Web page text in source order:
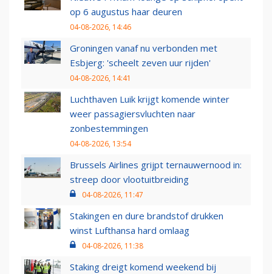
op 6 augustus haar deuren
04-08-2026, 14:46
Groningen vanaf nu verbonden met
Esbjerg: 'scheelt zeven uur rijden'
04-08-2026, 14:41
Luchthaven Luik krijgt komende winter
weer passagiersvluchten naar
zonbestemmingen
04-08-2026, 13:54
Brussels Airlines grijpt ternauwernood in:
streep door vlootuitbreiding
04-08-2026, 11:47
Stakingen en dure brandstof drukken
winst Lufthansa hard omlaag
04-08-2026, 11:38
Staking dreigt komend weekend bij